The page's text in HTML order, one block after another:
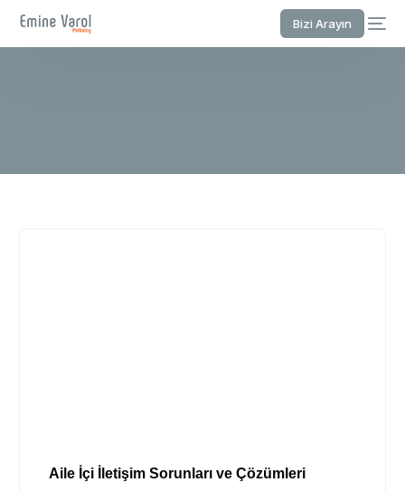
Bizi Arayın
Aile İçi İletişim Sorunları ve Çözümleri